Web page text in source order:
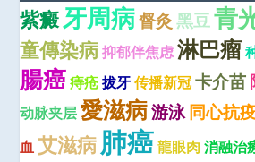
紫癜牙周病督灸 黑豆青
童傳染病 抑郁伴焦虑 淋巴瘤
腸癌 痔疮 拔牙 传播新冠 卡介苗
动脉夹层 愛滋病游泳同心抗
血 艾滋病肺癌 龍眼肉 消融治